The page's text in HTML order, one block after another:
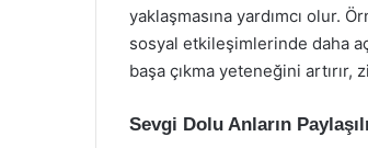
yaklaşmasına yardımcı olur.
sosyal etkileşimlerinde daha
başa çıkma yeteneğini
Sevgi Dolu Anların